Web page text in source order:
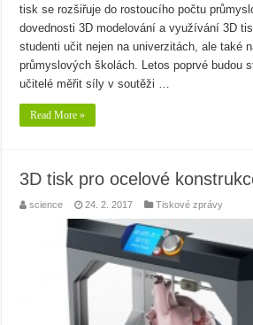
tisk se rozšiřuje do rostoucího počtu
dovednosti 3D modelování a využívání 3D
studenti učit nejen na univerzitách, ale také
průmyslových školách. Letos poprvé budou
učitelé měřit síly v soutěži …
Read More »
3D tisk pro ocelové
science 24. 2. 2017 Tiskové zprávy